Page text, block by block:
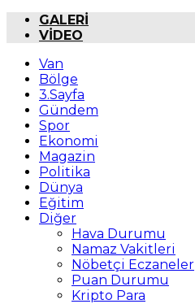
GALERİ
VİDEO
Van
Bölge
3.Sayfa
Gündem
Spor
Ekonomi
Magazin
Politika
Dünya
Eğitim
Diğer
Hava Durumu
Namaz Vakitleri
Nöbetçi Eczaneler
Puan Durumu
Kripto Para